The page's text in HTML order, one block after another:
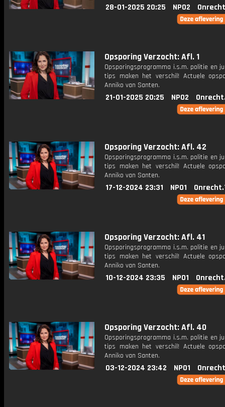
28-01-2025 20:25 NPO2
Opsporing Verzocht: Afl. 1
Opsporingsprogramma i.s.m. politie en
tips maken het verschil! Actuele
Anniko van Santen.
21-01-2025 20:25 NPO2
Opsporing Verzocht: Afl. 42
Opsporingsprogramma i.s.m. politie en
tips maken het verschil! Actuele
Anniko van Santen.
17-12-2024 23:31 NPO1
Opsporing Verzocht: Afl. 41
Opsporingsprogramma i.s.m. politie en
tips maken het verschil! Actuele
Anniko van Santen.
10-12-2024 23:35 NPO1
Opsporing Verzocht: Afl. 40
Opsporingsprogramma i.s.m. politie en
tips maken het verschil! Actuele
Anniko van Santen.
03-12-2024 23:42 NPO1